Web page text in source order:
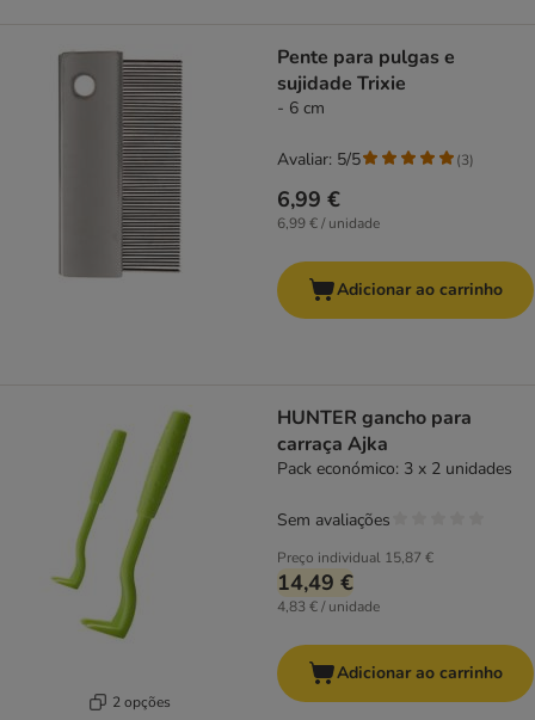
Pente para pulgas e
sujidade Trixie
- 6 cm
6,99 €
6,99 € / unidade
Avaliar: 5/5 (3)
Adicionar ao carrinho
2 opções
HUNTER gancho para
carraça Ajka
Pack económico: 3 x 2 unidades
Preço individual 15,87 €
14,49 €
4,83 € / unidade
Sem avaliações
Adicionar ao carrinho